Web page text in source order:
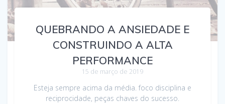
QUEBRANDO A ANSIEDADE E
CONSTRUINDO A ALTA
PERFORMANCE
15 de março de 2019
Esteja sempre acima da média. foco disciplina e
reciprocidade, peças chaves do sucesso.